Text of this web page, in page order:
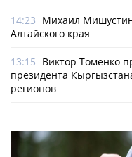
14:23 Михаил
Алтайского края
13:15 Виктор Томенко
президента
регионов